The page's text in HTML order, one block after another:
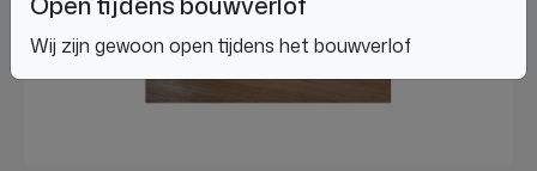
Wij zijn gewoon open tijdens het bouwverlof